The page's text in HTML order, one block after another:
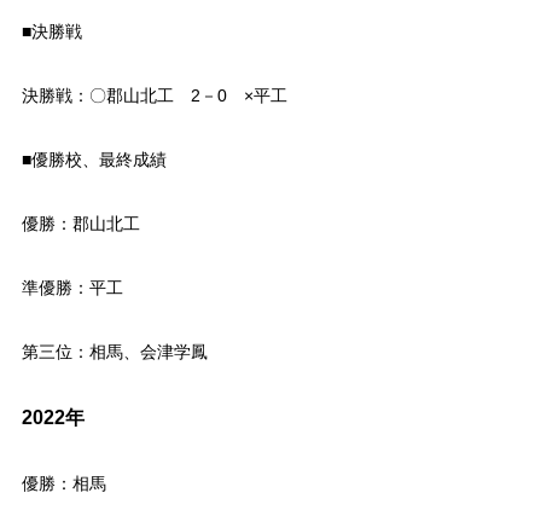
■決勝戦
決勝戦：〇郡山北工 2－0 ×平工
■優勝校、最終成績
優勝：郡山北工
準優勝：平工
第三位：相馬、会津学鳳
2022年
優勝：相馬